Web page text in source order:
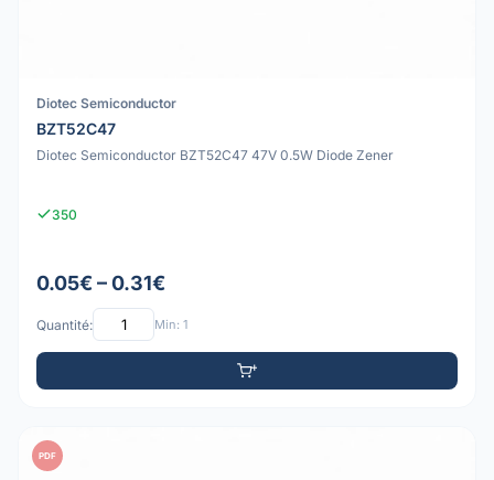
Diotec Semiconductor
BZT52C47
Diotec Semiconductor BZT52C47 47V 0.5W Diode Zener
350
0.05€ – 0.31€
Quantité: Min: 1
PDF